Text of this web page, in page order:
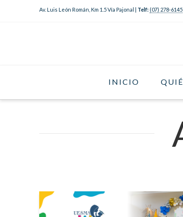
Av. Luis León Román, Km 1.5 Vía Pajonal | Telf: (07) 278-6145
INICIO